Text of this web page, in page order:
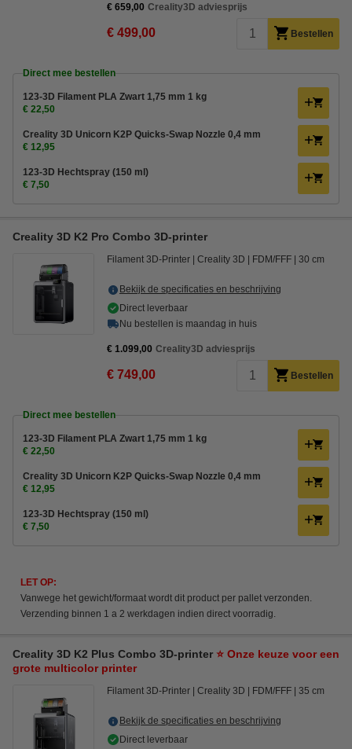
€ 659,00 Creality3D adviesprijs
€ 499,00 Bestellen
Direct mee bestellen
123-3D Filament PLA Zwart 1,75 mm 1 kg
€ 22,50
Creality 3D Unicorn K2P Quicks-Swap Nozzle 0,4 mm
€ 12,95
123-3D Hechtspray (150 ml)
€ 7,50
Creality 3D K2 Pro Combo 3D-printer
Filament 3D-Printer Creality 3D FDM/FFF 30 cm
Bekijk de specificaties en beschrijving
Direct leverbaar
Nu bestellen is maandag in huis
€ 1.099,00 Creality3D adviesprijs
€ 749,00 Bestellen
Direct mee bestellen
123-3D Filament PLA Zwart 1,75 mm 1 kg
€ 22,50
Creality 3D Unicorn K2P Quicks-Swap Nozzle 0,4 mm
€ 12,95
123-3D Hechtspray (150 ml)
€ 7,50
LET OP:
Vanwege het gewicht/formaat wordt dit product per pallet verzonden.
Verzending binnen 1 a 2 werkdagen indien direct voorradig.
Creality 3D K2 Plus Combo 3D-printer ⭐ Onze keuze voor een
grote multicolor printer
Filament 3D-Printer Creality 3D FDM/FFF 35 cm
Bekijk de specificaties en beschrijving
Direct leverbaar